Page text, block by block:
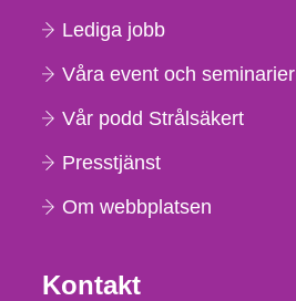
Lediga jobb
Våra event och seminarier
Vår podd Strålsäkert
Presstjänst
Om webbplatsen
Kontakt